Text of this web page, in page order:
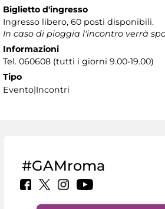
Biglietto d'ingresso
Ingresso libero, 60 posti disponibili.
In caso di pioggia l'incontro verrà
Informazioni
Tel. 060608 (tutti i giorni 9.00-19.00)
Tipo
Evento|Incontri
#GAMroma